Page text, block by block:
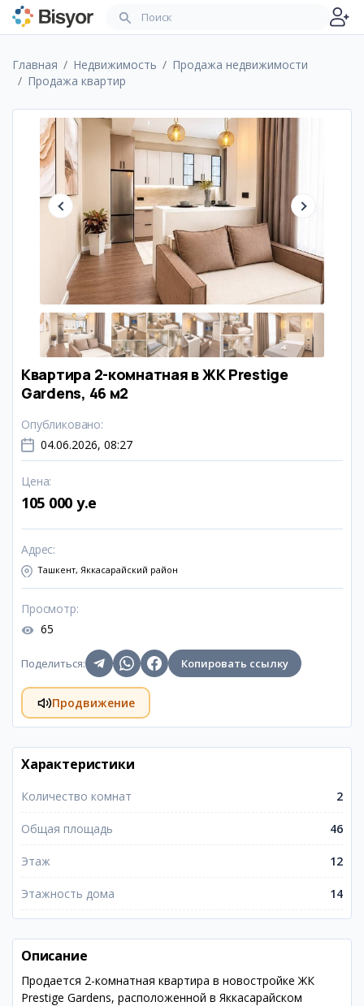
Главная Недвижимость
Продажа недвижимости
Продажа квартир
Квартира 2-комнатная в ЖК Prestige
Gardens, 46 м2
Опубликовано:
04.06.2026, 08:27
Цена:
105 000 y.e
Адрес:
Ташкент, Яккасарайский район
Просмотр:
65
Поделиться: Копировать ссылку
Продвижение
Характеристики
Количество комнат 2
Общая площадь 46
Этаж 12
Этажность дома 14
Описание
Продается 2-комнатная квартира в новостройке ЖК
Prestige Gardens, расположенной в Яккасарайском